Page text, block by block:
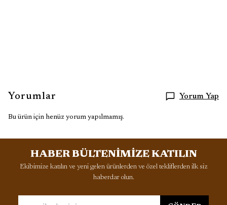
Yorumlar Yorum Yap
Bu ürün için henüz yorum yapılmamış.
HABER BÜLTENİMİZE KATILIN
Ekibimize katılın ve yeni gelen ürünlerden ve özel tekliflerden ilk siz
haberdar olun.